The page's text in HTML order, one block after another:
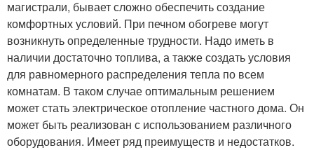
магистрали, бывает сложно обеспечить создание
комфортных условий. При печном обогреве могут
возникнуть определенные трудности. Надо иметь в
наличии достаточно топлива, а также создать условия
для равномерного распределения тепла по всем
комнатам. В таком случае оптимальным решением
может стать электрическое отопление частного дома. Он
может быть реализован с использованием различного
оборудования. Имеет ряд преимуществ и недостатков.